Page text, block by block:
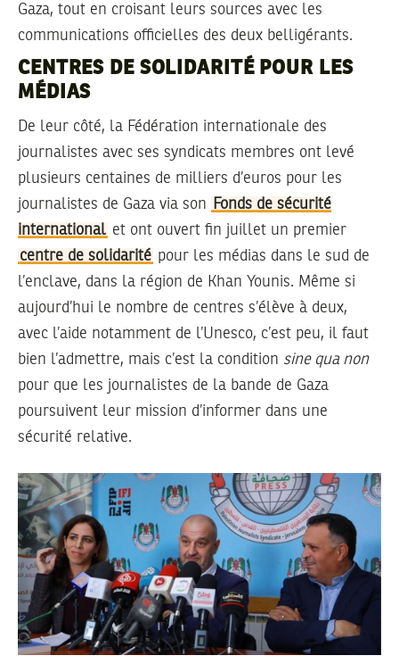
Gaza, tout en croisant leurs sources avec les
communications officielles des deux belligérants.
CENTRES DE SOLIDARITÉ POUR LES
MÉDIAS
De leur côté, la Fédération internationale des
journalistes avec ses syndicats membres ont levé
plusieurs centaines de milliers d’euros pour les
journalistes de Gaza via son
Fonds de sécurité
international et ont ouvert fin juillet un premier
centre de solidarité pour les médias dans le sud de
l’enclave, dans la région de Khan Younis. Même si
aujourd’hui le nombre de centres s’élève à deux,
avec l’aide notamment de l’Unesco, c’est peu, il faut
bien l’admettre, mais c’est la condition sine qua non
pour que les journalistes de la bande de Gaza
poursuivent leur mission d’informer dans une
sécurité relative.